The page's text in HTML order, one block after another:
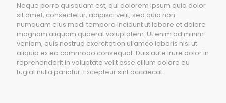
Neque porro quisquam est, qui dolorem ipsum quia dolor
sit amet, consectetur, adipisci velit, sed quia non
numquam eius modi tempora incidunt ut labore et dolore
magnam aliquam quaerat voluptatem. Ut enim ad minim
veniam, quis nostrud exercitation ullamco laboris nisi ut
aliquip ex ea commodo consequat. Duis aute irure dolor in
reprehenderit in voluptate velit esse cillum dolore eu
fugiat nulla pariatur. Excepteur sint occaecat.